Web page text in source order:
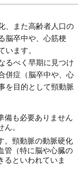
、また高齢者人口の
脳卒中や、心筋梗
います。
るべく早期に見つけ
併症（脳卒中や、心
を目的として頸動脈
備も必要ありません
。
。頸動脈の動脈硬化
管（特に脳や心臓の
るといわれていま